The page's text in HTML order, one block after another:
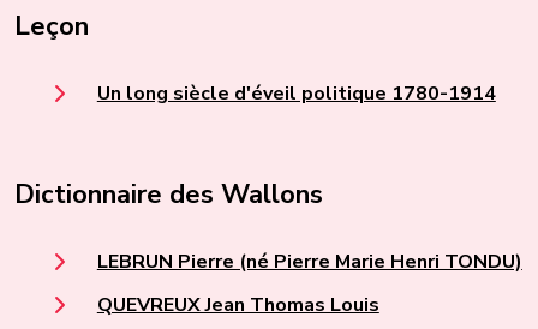
Leçon
Un long siècle d'éveil politique 1780-1914
Dictionnaire des Wallons
LEBRUN Pierre (né Pierre Marie Henri TONDU)
QUEVREUX Jean Thomas Louis